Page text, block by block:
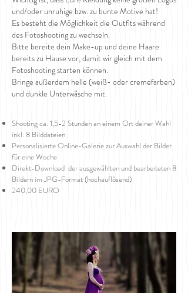
und/oder unruhige bzw. zu bunte Motive hat!
Es besteht die Möglichkeit die Outfits während
des Fotoshooting zu wechseln.
Bitte bereite dein Make-up und deine Haare
bereits zu Hause vor, damit wir gleich mit dem
Fotoshooting starten können.
Bringe außerdem helle (weiß- oder cremefarben)
und dunkle Unterwäsche mit.
Shooting ca. 1,5-2 Stunden an einem Ort deiner Wahl
inkl. 8 Bilddateien
Personalisierte Online-Galerie zur Auswahl der Bilder
für eine Woche
Direkt-Download der ausgewählten und bearbeiteten 8
Bildern im JPG-Format (hochauflösend)
240,00 EURO